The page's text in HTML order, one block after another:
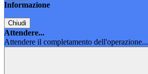
Informazione
Chiudi
Attendere...
Attendere il completamento dell'operazione...